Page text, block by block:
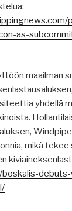
as-
maailman
yhdellä
mikä tekee